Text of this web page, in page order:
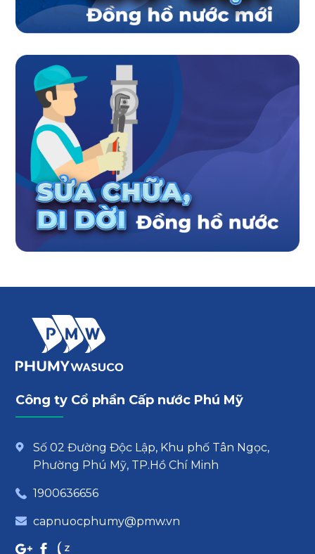
Công ty Cổ phần Cấp nước Phú Mỹ
Số 02 Đường Độc Lập, Khu phố Tân Ngọc,
Phường Phú Mỹ, TP.Hồ Chí Minh
1900636656
capnuocphumy@pmw.vn